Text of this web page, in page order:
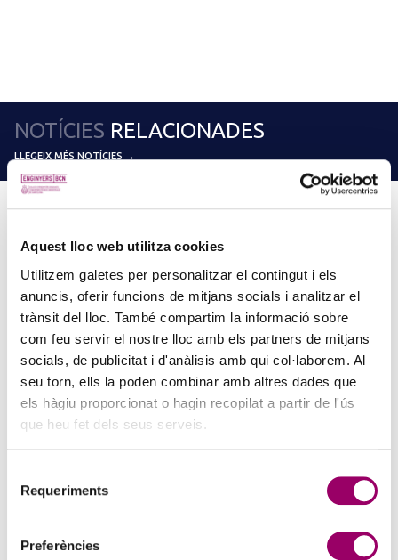
Aquest lloc web utilitza cookies
Utilitzem galetes per personalitzar el contingut i els
anuncis, oferir funcions de mitjans socials i analitzar el
trànsit del lloc. També compartim la informació sobre
com feu servir el nostre lloc amb els partners de mitjans
socials, de publicitat i d'anàlisis amb qui col·laborem. Al
seu torn, ells la poden combinar amb altres dades que
els hàgiu proporcionat o hagin recopilat a partir de l'ús
que heu fet dels seus serveis.
Requeriments
Preferències
NOTÍCIES RELACIONADES
LLEGEIX MÉS NOTÍCIES →
PINZELLS A PUNT? PARTICIPA AL CONCURS DE
PINTURA DEL COL·LEGI
5 d'agost de 2026
La creativitat torna a ser protagonista amb el Concurs de Pintura de
la Comissió d’Acció Social del Col·legi. Si t’agrada expressar-te a
través de l’art i vols compartir la teva…